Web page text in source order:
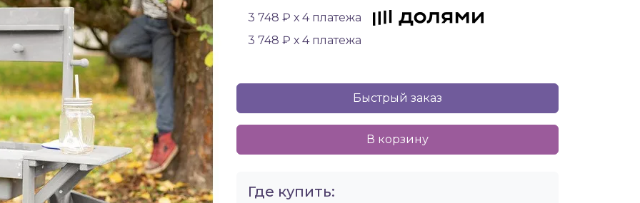
3 748 ₽ х 4 платежа
3 748 ₽ х 4 платежа
Быстрый заказ
В корзину
Где купить: